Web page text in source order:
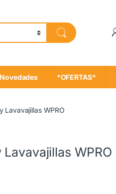
Novedades *OFERTAS*
Lavavajillas WPRO
WPRO